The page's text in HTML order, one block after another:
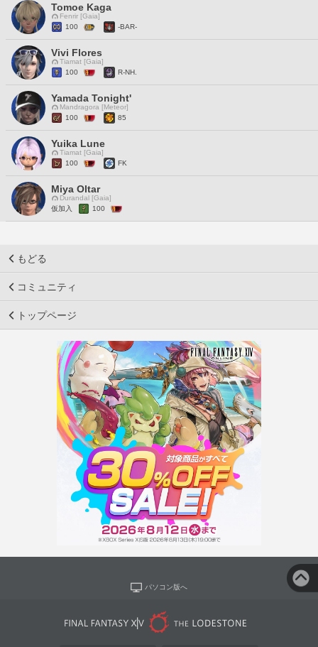
Tomoe Kaga
Fenrir [Gaia]
100
-BAR-
Vivi Flores
Tiamat [Gaia]
100
R-NH.
Yamada Tonight'
Mandragora [Meteor]
100
85
Yuika Lune
Tiamat [Gaia]
100
FK
Miya Oltar
Durandal [Gaia]
仮加入
100
もどる
コミュニティ
トップページ
パソコン版へ